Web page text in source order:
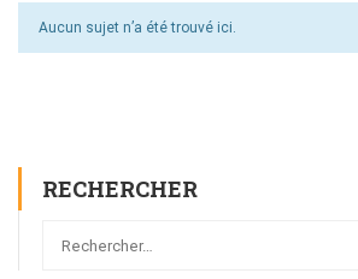
Aucun sujet n’a été trouvé ici.
RECHERCHER